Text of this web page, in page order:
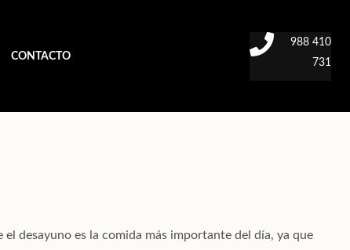
CONTACTO
988 410
731
desayuno es la comida más importante del día, ya que